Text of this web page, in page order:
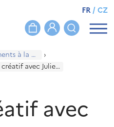
FR/CZ
Evénements à la médiathèque
›
Atelier créatif avec Julie : à la découverte de notre patrimoine
avec